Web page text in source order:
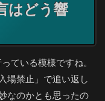
はどう響
ている模様ですね。
場禁止」で追い返し
なのかとも思ったの